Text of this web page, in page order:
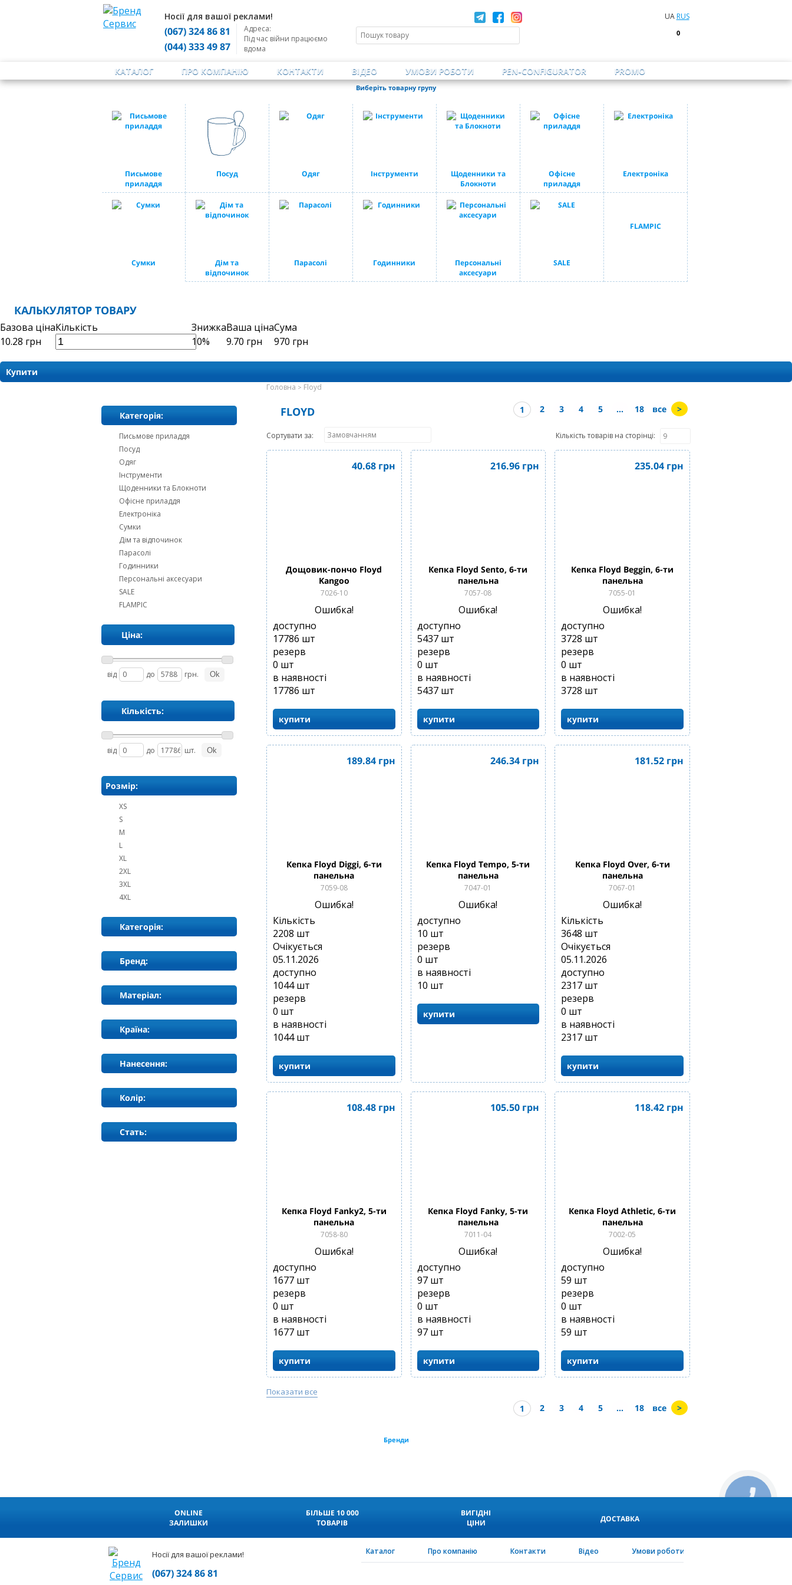
Носії для вашої реклами!
(067) 324 86 81
(044) 333 49 87
Адреса:
Під час війни працюємо
вдома
UA RUS
0
КАТАЛОГ ПРО КОМПАНІЮ КОНТАКТИ ВІДЕО УМОВИ РОБОТИ PEN-CONFIGURATOR PROMO
Письмове
приладдя
Посуд Одяг Інструменти
Щоденники та
Блокноти
Офісне
приладдя
Електроніка
Сумки
Дім та
відпочинок
Парасолі Годинники
Персональні
аксесуари
SALE
FLAMPIC
Виберіть товарну групу
КАЛЬКУЛЯТОР ТОВАРУ
Базова цінаКількість ЗнижкаВаша цінаСума
10.28 грн 10% 9.70 грн 970 грн
Купити
Категорія:
Письмове приладдя
Посуд
Одяг
Інструменти
Щоденники та Блокноти
Офісне приладдя
Електроніка
Сумки
Дім та відпочинок
Парасолі
Годинники
Персональні аксесуари
SALE
FLAMPIC
Ціна:
від до грн.
Кількість:
від до шт.
Розмір:
XS
S
M
L
XL
2XL
3XL
4XL
Категорія:
Бренд:
Матеріал:
Країна:
Нанесення:
Колір:
Стать:
Головна > Floyd
FLOYD 1 2 3 4 5 ... 18 все >
Сортувати за: Кількість товарів на сторінці:
40.68 грн
Дощовик-пончо Floyd
Kangoo
7026-10
Ошибка!
доступно
17786 шт
резерв
0 шт
в наявності
17786 шт
купити
216.96 грн
Кепка Floyd Sento, 6-ти
панельна
7057-08
Ошибка!
доступно
5437шт
резерв
0 шт
в наявності
5437шт
купити
235.04 грн
Кепка Floyd Beggin, 6-ти
панельна
7055-01
Ошибка!
доступно
3728 шт
резерв
0 шт
в наявності
3728 шт
купити
189.84 грн
Кепка Floyd Diggi, 6-ти
панельна
7059-08
Ошибка!
Кількість
2208 шт
Очікується
05.11.2026
доступно
1044шт
резерв
0 шт
в наявності
1044шт
купити
246.34 грн
Кепка Floyd Tempo, 5-ти
панельна
7047-01
Ошибка!
доступно
10 шт
резерв
0 шт
в наявності
10 шт
купити
181.52 грн
Кепка Floyd Over, 6-ти
панельна
7067-01
Ошибка!
Кількість
3648 шт
Очікується
05.11.2026
доступно
2317 шт
резерв
0 шт
в наявності
2317 шт
купити
108.48 грн
Кепка Floyd Fanky2, 5-ти
панельна
7058-80
Ошибка!
доступно
1677 шт
резерв
0 шт
в наявності
1677 шт
купити
105.50 грн
Кепка Floyd Fanky, 5-ти
панельна
7011-04
Ошибка!
доступно
97шт
резерв
0 шт
в наявності
97шт
купити
118.42 грн
Кепка Floyd Athletic, 6-ти
панельна
7002-05
Ошибка!
доступно
59 шт
резерв
0 шт
в наявності
59 шт
купити
Показати все
1 2 3 4 5 ... 18 все >
Бренди
ONLINE
ЗАЛИШКИ
БІЛЬШЕ 10 000
ТОВАРІВ
ВИГІДНІ
ЦІНИ
ДОСТАВКА
Носії для вашої реклами!
(067) 324 86 81
Каталог Про компанію Контакти Відео Умови роботи
КНОПКА